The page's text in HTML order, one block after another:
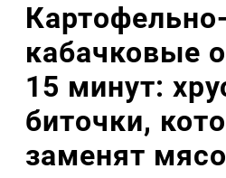
Картофельно-
кабачковые
15 минут:
биточки,
заменят мясо